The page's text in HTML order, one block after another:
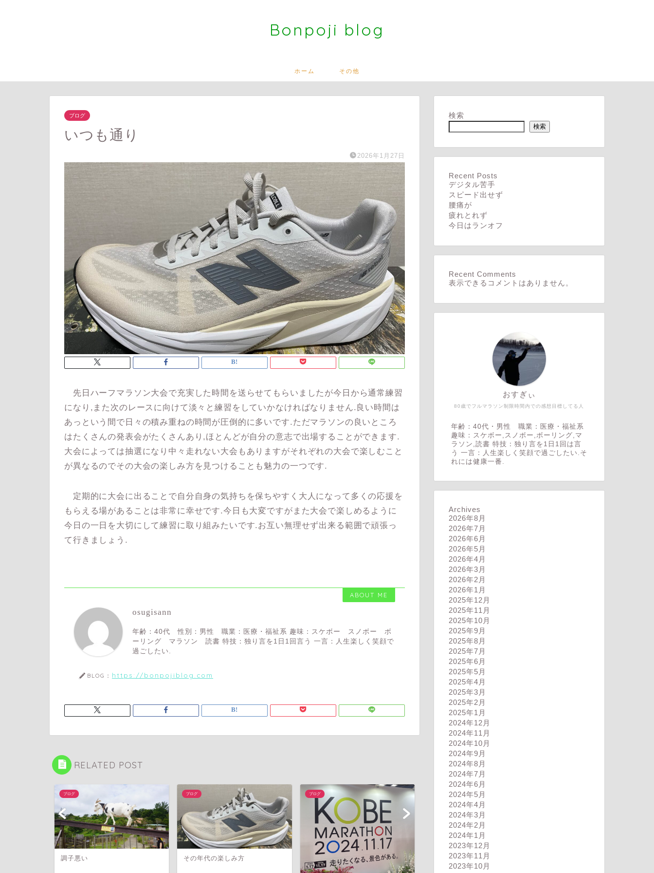
Bonpoji blog
ホーム その他
ブログ
いつも通り
2026年1月27日
先日ハーフマラソン大会で充実した時間を送らせてもらいましたが今日から通常練習
になり,また次のレースに向けて淡々と練習をしていかなければなりません.良い時間は
あっという間で日々の積み重ねの時間が圧倒的に多いです.ただマラソンの良いところ
はたくさんの発表会がたくさんあり,ほとんどが自分の意志で出場することができます.
大会によっては抽選になり中々走れない大会もありますがそれぞれの大会で楽しむこと
が異なるのでその大会の楽しみ方を見つけることも魅力の一つです.
定期的に大会に出ることで自分自身の気持ちを保ちやすく大人になって多くの応援を
もらえる場があることは非常に幸せです.今日も大変ですがまた大会で楽しめるように
今日の一日を大切にして練習に取り組みたいです.お互い無理せず出来る範囲で頑張っ
て行きましょう.
ABOUT ME
osugisann
年齢：40代 性別：男性 職業：医療・福祉系 趣味：スケボー スノボー ボ
ーリング マラソン 読書 特技：独り言を1日1回言う 一言：人生楽しく笑顔で
過ごしたい.
BLOG： https://bonpojiblog.com
RELATED POST
ブログ
調子悪い
ブログ
その年代の楽しみ方
ブログ
調子悪い
検索
検索
Recent Posts
デジタル苦手
スピード出せず
腰痛が
疲れとれず
今日はランオフ
Recent Comments
表示できるコメントはありません。
80歳でフルマラソン制限時間内での感想目標してる人
おすぎぃ
年齢：40代・男性 職業：医療・福祉系
趣味：スケボー,スノボー,ボーリング,マ
ラソン,読書 特技：独り言を1日1回は言
う 一言：人生楽しく笑顔で過ごしたい.そ
れには健康一番.
Archives
2026年8月
2026年7月
2026年6月
2026年5月
2026年4月
2026年3月
2026年2月
2026年1月
2025年12月
2025年11月
2025年10月
2025年9月
2025年8月
2025年7月
2025年6月
2025年5月
2025年4月
2025年3月
2025年2月
2025年1月
2024年12月
2024年11月
2024年10月
2024年9月
2024年8月
2024年7月
2024年6月
2024年5月
2024年4月
2024年3月
2024年2月
2024年1月
2023年12月
2023年11月
2023年10月